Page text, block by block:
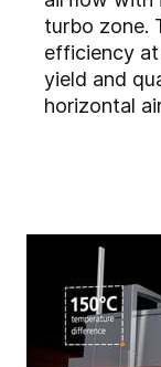
turbo zone.
efficiency
yield and
horizontal